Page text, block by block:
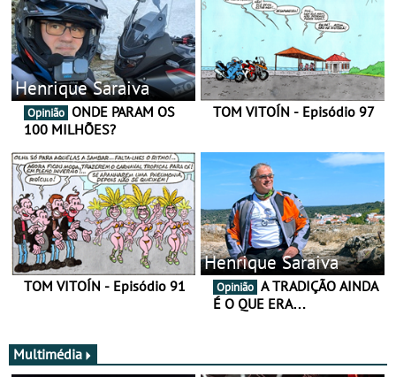
Henrique Saraiva
Opinião
100 MILHÕES?
TOM VITOÍN - Episódio 97
TOM VITOÍN - Episódio 91
Henrique Saraiva
Opinião
É O QUE ERA…
Multimédia